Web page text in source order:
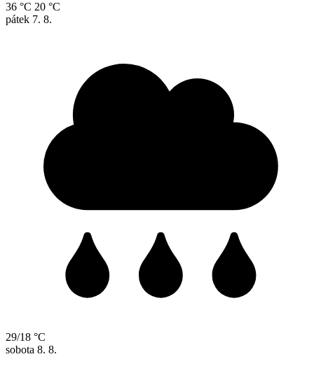
36 °C 20 °C
pátek 7. 8.
29/18 °C
sobota 8. 8.